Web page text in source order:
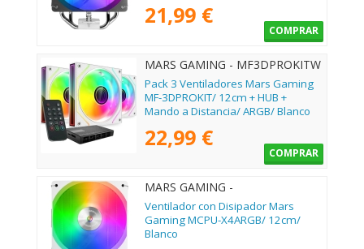
21,99 €
COMPRAR
MARS GAMING - MF3DPROKITW
Pack 3 Ventiladores Mars Gaming
MF-3DPROKIT/ 12cm + HUB +
Mando a Distancia/ ARGB/ Blanco
22,99 €
COMPRAR
MARS GAMING -
MCPUX4ARGBW
Ventilador con Disipador Mars
Gaming MCPU-X4ARGB/ 12cm/
Blanco